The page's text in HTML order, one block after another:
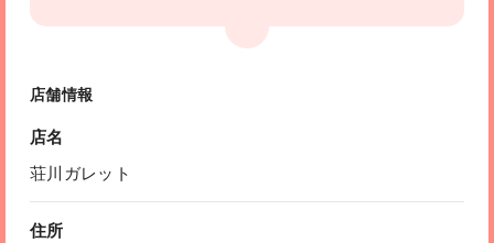
店舗情報
店名
荘川ガレット
住所